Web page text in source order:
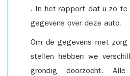
. In het rapport dat u zo te
gegevens over deze auto.
Om de gegevens met
stellen hebben we
grondig doorzocht.